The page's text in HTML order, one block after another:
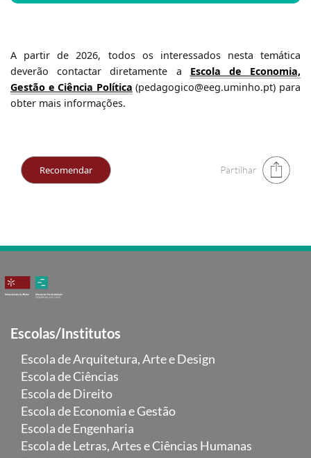
A partir de 2026, todos os interessados nesta temática
deverão contactar diretamente a Escola de Economia,
Gestão e Ciência Política (pedagogico@eeg.uminho.pt) para
obter mais informações.
Partilhar
Escolas/Institutos
Escola de Arquitetura, Arte e Design
Escola de Ciências
Escola de Direito
Escola de Economia e Gestão
Escola de Engenharia
Escola de Letras, Artes e Ciências Humanas